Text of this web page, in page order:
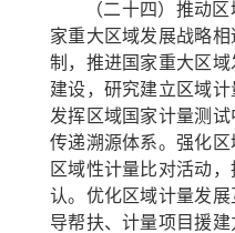
（二十四）推动
家重大区域发展战略
制，推进国家重大区
建设，研究建立区域
发挥区域国家计量测
传递溯源体系。强化
区域性计量比对活动
认。优化区域计量发
导帮扶、计量项目援